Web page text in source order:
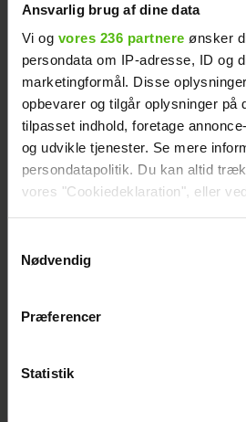
Ansvarlig brug af dine data
Vi og vores 236 partnere ønsker
persondata om IP-adresse, ID og
marketingformål. Disse
opbevarer og tilgår oplysninger på
tilpasset indhold, foretage
og udvikle tjenester. Se mere
persondatapolitik. Du kan altid
vores "Cookiedeklaration", eller
Vi anvender egne cookies og
generere statistik og huske dine
Nødvendig
Præferencer
Statistik
Dennis Knudsen har solgt